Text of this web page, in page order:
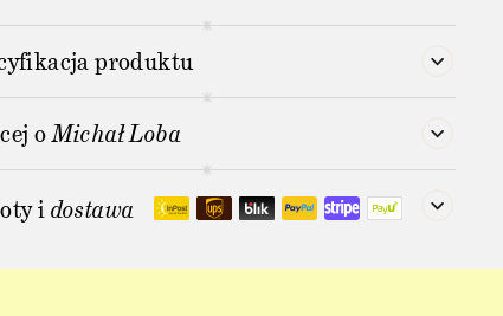
produktu
oMichał Loba
idostawa